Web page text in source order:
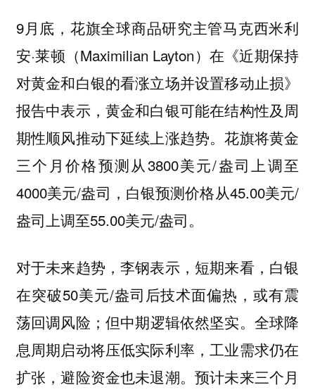
9月底，花旗全球商品研究主管马克西米利
安·莱顿（Maximilian Layton）在《近期保持
对黄金和白银的看涨立场并设置移动止损》
报告中表示，黄金和白银可能在结构性及周
期性顺风推动下延续上涨趋势。花旗将黄金
三个月价格预测从3800美元/盎司上调至
4000美元/盎司，白银预测价格从45.00美元/
盎司上调至55.00美元/盎司。
对于未来趋势，李钢表示，短期来看，白银
在突破50美元/盎司后技术面偏热，或有震
荡回调风险；但中期逻辑依然坚实。全球降
息周期启动将压低实际利率，工业需求仍在
扩张，避险资金也未退潮。预计未来三个月